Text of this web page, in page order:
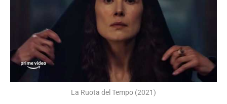
La Ruota del Tempo (2021)